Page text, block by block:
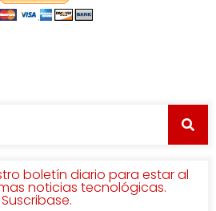
boletín diario para estar al
noticias tecnológicas.
Suscribase.